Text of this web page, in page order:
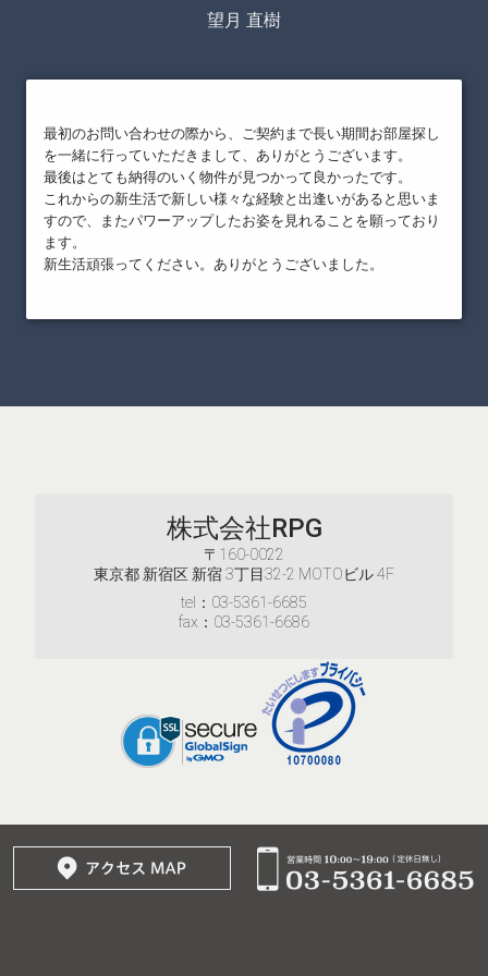
望月 直樹
最初のお問い合わせの際から、ご契約まで長い期間お部屋探し
を一緒に行っていただきまして、ありがとうございます。
最後はとても納得のいく物件が見つかって良かったです。
これからの新生活で新しい様々な経験と出逢いがあると思いま
すので、またパワーアップしたお姿を見れることを願っており
ます。
新生活頑張ってください。ありがとうございました。
株式会社RPG
〒160-0022
東京都 新宿区 新宿 3丁目32-2 MOTOビル 4F
tel：03-5361-6685
fax：03-5361-6686
© 2017–2026 株式会社RPG